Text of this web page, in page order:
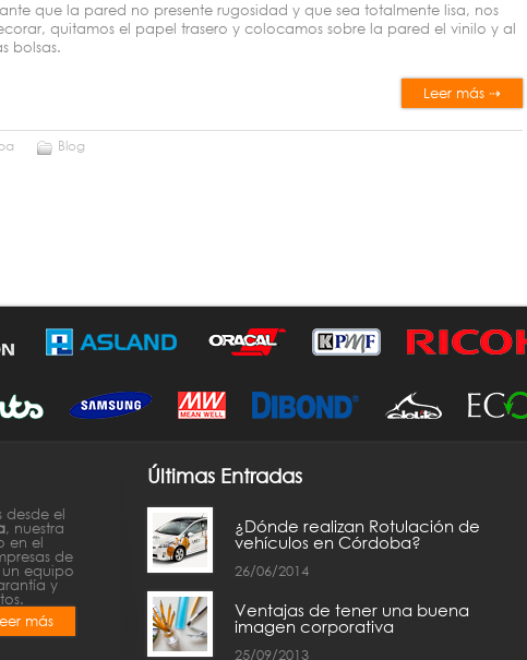
que la pared no presente rugosidad y que sea totalmente lisa, nos
quitamos el papel trasero y colocamos sobre la pared el vinilo y al
bolsas.
Leer más ⇢
Blog
desde el
, nuestra
en el
de
equipo
y
más
Últimas Entradas
¿Dónde realizan Rotulación de
vehículos en Córdoba?
26/06/2014
Ventajas de tener una buena
imagen corporativa
25/09/2013